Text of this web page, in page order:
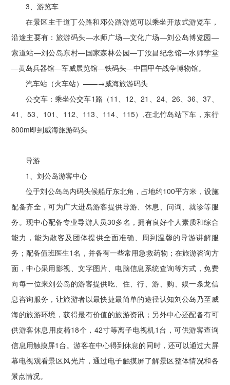
3、游览车
在景区主干道丁公路和邓公路游览可以乘坐开放式游览车，
沿途主要有：旅游码头—水师广场—文化广场—刘公岛博览园—
索道站—刘公岛东村—国家森林公园—丁汝昌纪念馆—水师学堂
—黄岛兵器馆—军威展览馆—铁码头—中国甲午战争博物馆。
汽车站（火车站）——→威海旅游码头
公交车：乘坐公交车1路（11、12、21、24、26、36、37、
41、53、101、112、113、114、115）,在北竹岛站下车，东行
800m即到威海旅游码头
导游
1、刘公岛游客中心
位于刘公岛岛内码头候船厅东北角，占地约100平方米，设施
配备齐全，可为广大进岛游客提供导游、休息、问询、就诊等服
务。现中心配备专业导游人员30多名，拥有良好个人素质和综合
能力，能为散客及团体提供全面准确、周到温馨的导游讲解服
务；配备值班医生1名，并备有一些常用急救药物；在旅游咨询方
面，中心采用影视、文字图片、电脑信息系统查询等方式，免费
向每一位来刘公岛的游客提供吃、住、行、游、购、娱一条龙信
息咨询服务，让旅游者以最快捷最简单的途径认知刘公岛乃至威
海的旅游环境，获得最有价值的旅游资讯；另外中心还配备有可
供游客休息用皮椅18个，42寸等离子电视机1台，可供游客查询
信息用触摸屏1台。游客在中心得到休息的同时，还可以通过大屏
幕电视观看景区风光片，通过电子触摸屏了解景区整体情况和各
景点情况。